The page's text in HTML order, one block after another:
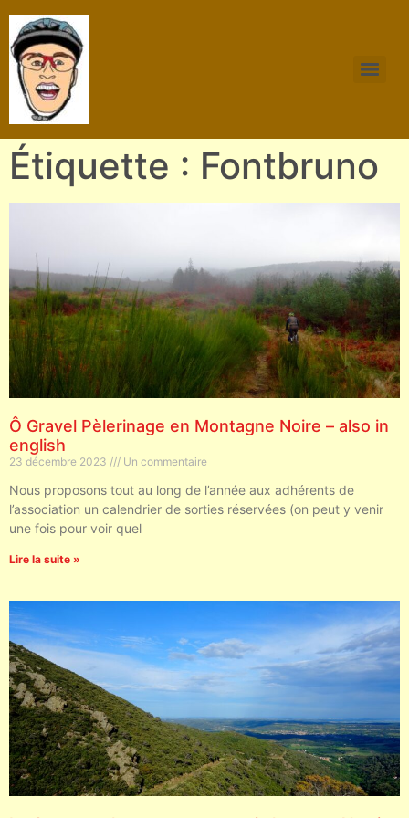
Étiquette : Fontbruno
Ô Gravel Pèlerinage en Montagne Noire – also in
english
23 décembre 2023 Un commentaire
Nous proposons tout au long de l’année aux adhérents de
l’association un calendrier de sorties réservées (on peut y venir
une fois pour voir quel
Lire la suite »